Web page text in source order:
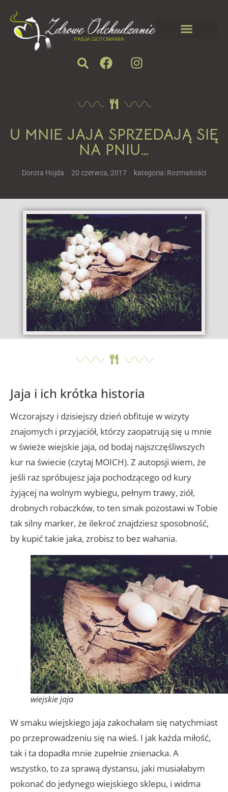
U MNIE JAJA SPRZEDAJĄ SIĘ
NA PNIU…
Dorota Hojda 20 czerwca, 2017 kategoria: Rozmaitości
Jaja i ich krótka historia
Wczorajszy i dzisiejszy dzień obfituje w wizyty
znajomych i przyjaciół, którzy zaopatrują się u mnie
w świeże wiejskie jaja, od bodaj najszczęśliwszych
kur na świecie (czytaj MOICH). Z autopsji wiem, że
jeśli raz spróbujesz jaja pochodzącego od kury
żyjącej na wolnym wybiegu, pełnym trawy, ziół,
drobnych robaczków, to ten smak pozostawi w Tobie
tak silny marker, że ilekroć znajdziesz sposobność,
by kupić takie jaka, zrobisz to bez wahania.
wiejskie jaja
W smaku wiejskiego jaja zakochałam się natychmiast
po przeprowadzeniu się na wieś. I jak każda miłość,
tak i ta dopadła mnie zupełnie znienacka. A
wszystko, to za sprawą dystansu, jaki musiałabym
pokonać do jedynego wiejskiego sklepu, i widma